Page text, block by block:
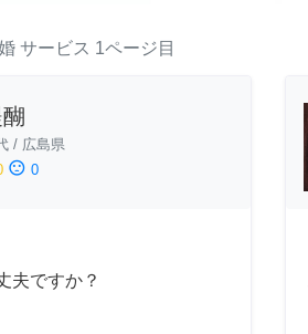
サービス 1ページ目
/ 広島県
sentiment_dissatisfied 0
夫ですか？